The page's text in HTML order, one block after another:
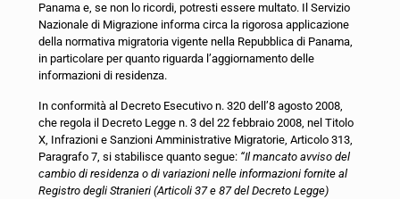
Panama e, se non lo ricordi, potresti essere multato. Il Servizio
Nazionale di Migrazione informa circa la rigorosa applicazione
della normativa migratoria vigente nella Repubblica di Panama,
in particolare per quanto riguarda l’aggiornamento delle
informazioni di residenza.
In conformità al Decreto Esecutivo n. 320 dell’8 agosto 2008,
che regola il Decreto Legge n. 3 del 22 febbraio 2008, nel Titolo
X, Infrazioni e Sanzioni Amministrative Migratorie, Articolo 313,
Paragrafo 7, si stabilisce quanto segue: “Il mancato avviso del
cambio di residenza o di variazioni nelle informazioni fornite al
Registro degli Stranieri (Articoli 37 e 87 del Decreto Legge)